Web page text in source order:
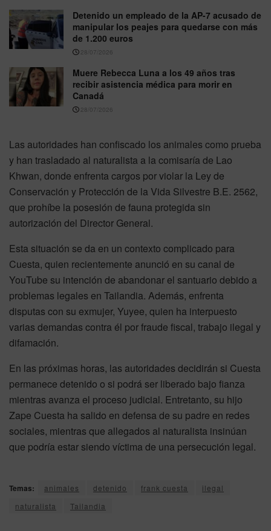
Detenido un empleado de la AP-7 acusado de
manipular los peajes para quedarse con más
de 1.200 euros
28/07/2026
Muere Rebecca Luna a los 49 años tras
recibir asistencia médica para morir en
Canadá
28/07/2026
Las autoridades han confiscado los animales como prueba
y han trasladado al naturalista a la comisaría de Lao
Khwan, donde enfrenta cargos por violar la Ley de
Conservación y Protección de la Vida Silvestre B.E. 2562,
que prohíbe la posesión de fauna protegida sin
autorización del Director General.
Esta situación se da en un contexto complicado para
Cuesta, quien recientemente anunció en su canal de
YouTube su intención de abandonar el santuario debido a
problemas legales en Tailandia. Además, enfrenta
disputas con su exmujer, Yuyee, quien ha interpuesto
varias demandas contra él por fraude fiscal, trabajo ilegal y
difamación.
En las próximas horas, las autoridades decidirán si Cuesta
permanece detenido o si podrá ser liberado bajo fianza
mientras avanza el proceso judicial. Entretanto, su hijo
Zape Cuesta ha salido en defensa de su padre en redes
sociales, mientras que allegados al naturalista insinúan
que podría estar siendo víctima de una persecución legal.
Temas: animales detenido frank cuesta
ilegal
naturalista
Tailandia